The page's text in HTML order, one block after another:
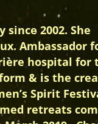
2002. She
Ambassador
hospital for
& is the
Spirit
retreats